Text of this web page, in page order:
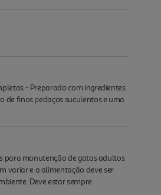
- Preparado com ingredientes
de finos pedaços suculentos e uma
para manutenção de gatos adultos
variar e a alimentação deve ser
Deve estar sempre